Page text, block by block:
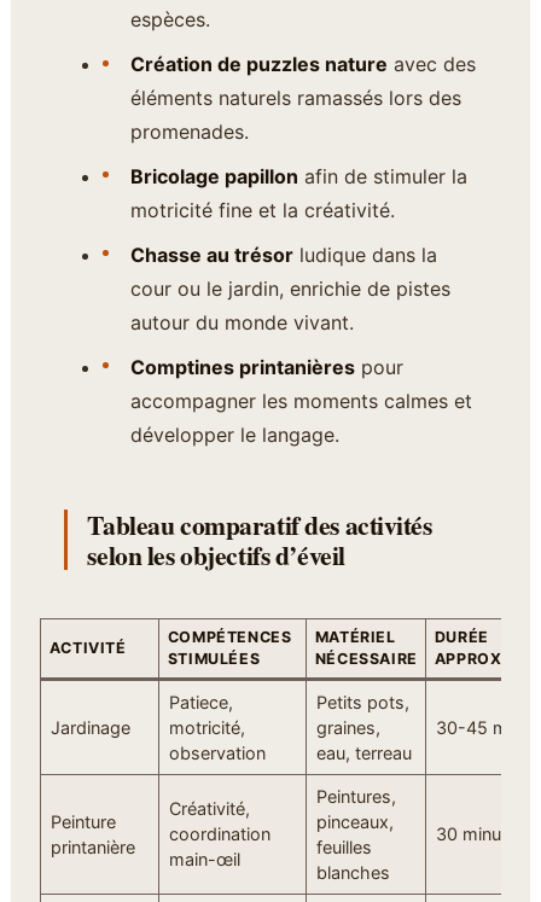
espèces.
Création de puzzles nature avec des
éléments naturels ramassés lors des
promenades.
Bricolage papillon afin de stimuler la
motricité fine et la créativité.
Chasse au trésorludique dans la
cour ou le jardin, enrichie de pistes
autour du monde vivant.
Comptines printanièrespour
accompagner les moments calmes et
développer le langage.
Tableau comparatif des activités
selon les objectifs d’éveil
ACTIVITÉ
COMPÉTENCES
STIMULÉES
MATÉRIEL
NÉCESSAIRE
DURÉE
Jardinage
Patiece,
motricité,
observation
Petits pots,
graines,
eau, terreau
30-45
Peinture
printanière
Créativité,
coordination
main-œil
Peintures,
pinceaux,
feuilles
blanches
30 minutes